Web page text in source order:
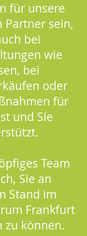
für unsere
Partner sein,
bei
wie
bei
oder
für
und Sie
Team
Sie an
Stand im
Frankfurt
zu können.